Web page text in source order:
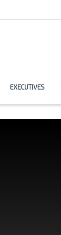
EXECUTIVES